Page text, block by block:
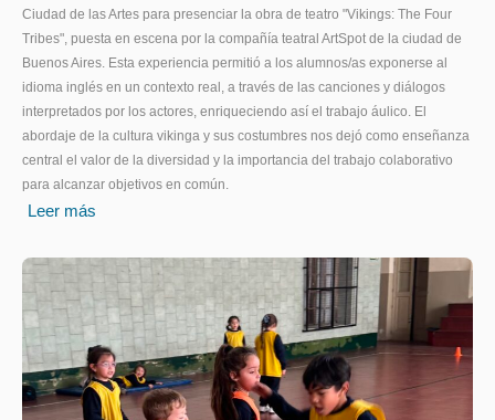
Ciudad de las Artes para presenciar la obra de teatro "Vikings: The Four
Tribes", puesta en escena por la compañía teatral ArtSpot de la ciudad de
Buenos Aires. Esta experiencia permitió a los alumnos/as exponerse al
idioma inglés en un contexto real, a través de las canciones y diálogos
interpretados por los actores, enriqueciendo así el trabajo áulico. El
abordaje de la cultura vikinga y sus costumbres nos dejó como enseñanza
central el valor de la diversidad y la importancia del trabajo colaborativo
para alcanzar objetivos en común.
Leer más